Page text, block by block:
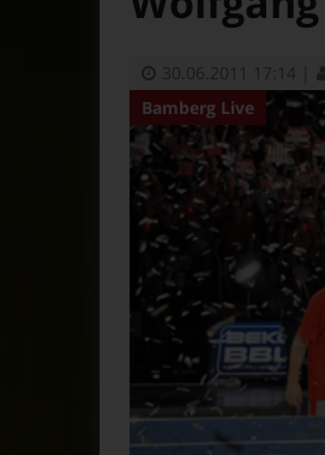
30.06.2011 17:14
Bamberg Live